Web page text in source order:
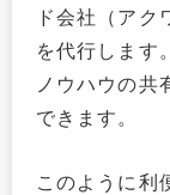
ド会社（ア
を代行します
ノウハウの共
できます。
このように利